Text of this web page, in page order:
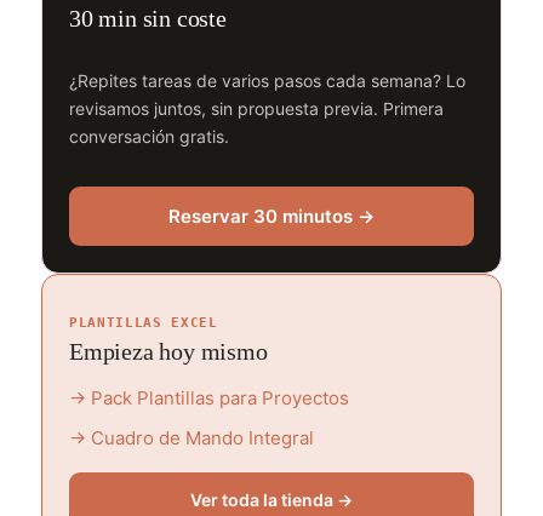
30 min sin coste
¿Repites tareas de varios pasos cada semana? Lo
revisamos juntos, sin propuesta previa. Primera
conversación gratis.
Reservar 30 minutos →
PLANTILLAS EXCEL
Empieza hoy mismo
→ Pack Plantillas para Proyectos
→ Cuadro de Mando Integral
Ver toda la tienda →